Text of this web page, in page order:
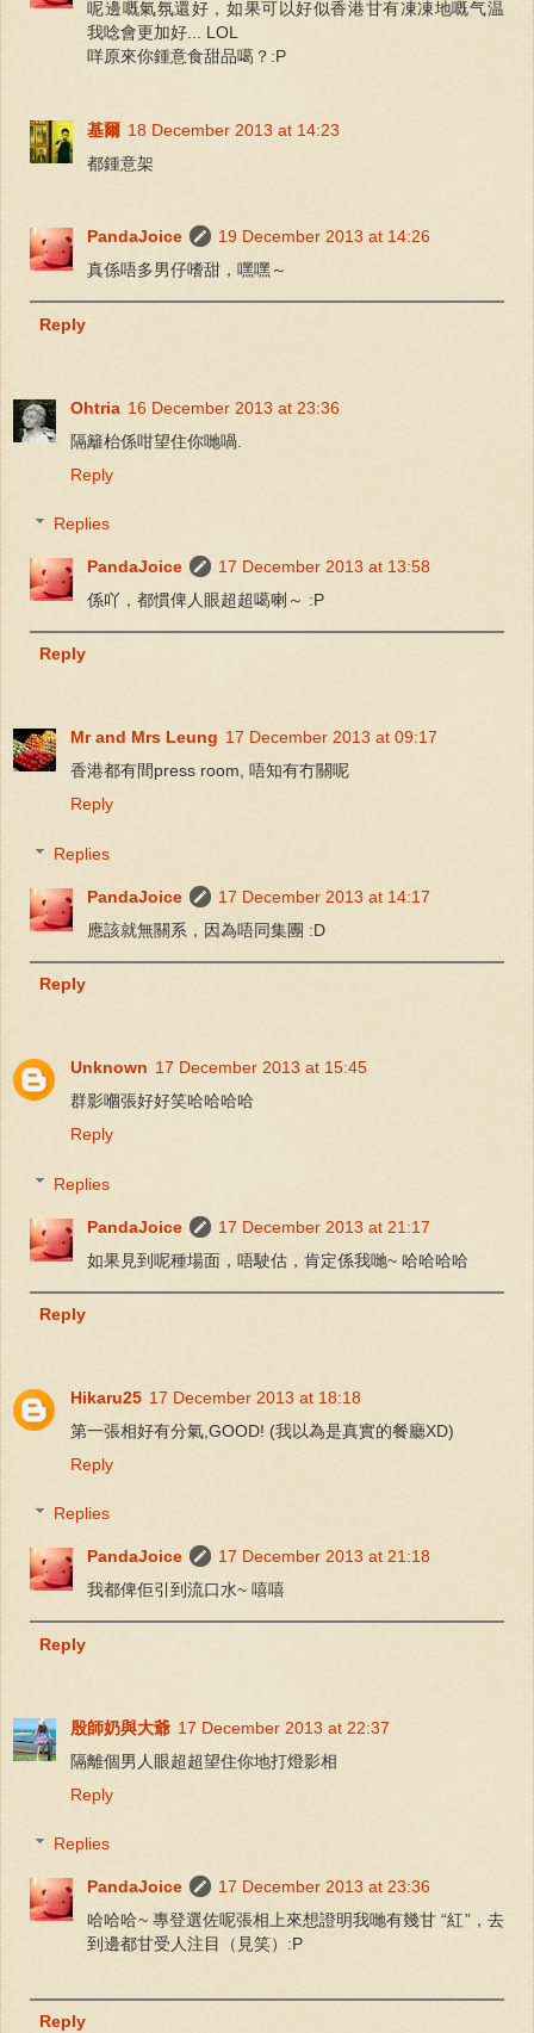
呢邊嘅氣氛還好，如果可以好似香港甘有凍凍地嘅气温
我唸會更加好... LOL
咩原來你鍾意食甜品噶？:P
基爾 18 December 2013 at 14:23
都鍾意架
PandaJoice
19 December 2013 at 14:26
真係唔多男仔嗜甜，嘿嘿～
Reply
Ohtria 16 December 2013 at 23:36
隔籬枱係咁望住你哋喎.
Reply
Replies
PandaJoice
17 December 2013 at 13:58
係吖，都慣俾人眼超超噶喇～ :P
Reply
Mr and Mrs Leung 17 December 2013 at 09:17
香港都有間press room, 唔知有冇關呢
Reply
Replies
PandaJoice
17 December 2013 at 14:17
應該就無關系，因為唔同集團 :D
Reply
Unknown 17 December 2013 at 15:45
群影嗰張好好笑哈哈哈哈
Reply
Replies
PandaJoice
17 December 2013 at 21:17
如果見到呢種場面，唔駛估，肯定係我哋~ 哈哈哈哈
Reply
Hikaru25 17 December 2013 at 18:18
第一張相好有分氣,GOOD! (我以為是真實的餐廳XD)
Reply
Replies
PandaJoice
17 December 2013 at 21:18
我都俾佢引到流口水~ 嘻嘻
Reply
殷師奶與大爺 17 December 2013 at 22:37
隔離個男人眼超超望住你地打燈影相
Reply
Replies
PandaJoice
17 December 2013 at 23:36
哈哈哈~ 專登選佐呢張相上來想證明我哋有幾甘 “紅”，去
到邊都甘受人注目（見笑）:P
Reply